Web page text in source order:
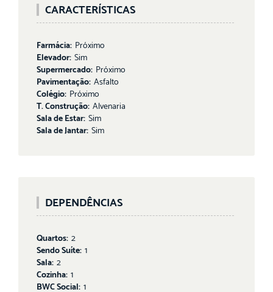
CARACTERÍSTICAS
Farmácia: Próximo
Elevador: Sim
Supermercado: Próximo
Pavimentação: Asfalto
Colégio: Próximo
T. Construção: Alvenaria
Sala de Estar: Sim
Sala de Jantar: Sim
DEPENDÊNCIAS
Quartos: 2
Sendo Suíte: 1
Sala: 2
Cozinha: 1
BWC Social: 1